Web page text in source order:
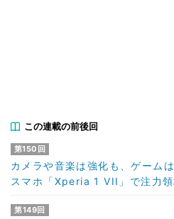
この連載の前後回
第150回
カメラや音楽は強化も、ゲーム
スマホ「Xperia 1 VII」で注力
第149回